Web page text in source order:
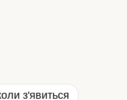
з'явиться